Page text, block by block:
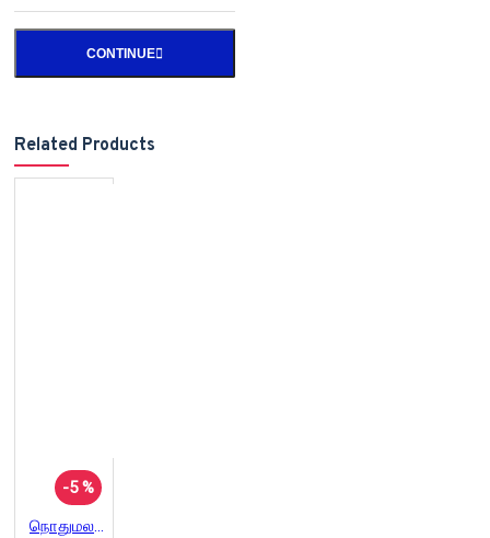
CONTINUE
Related Products
-5 %
நொதுமலர்க் கன்னி